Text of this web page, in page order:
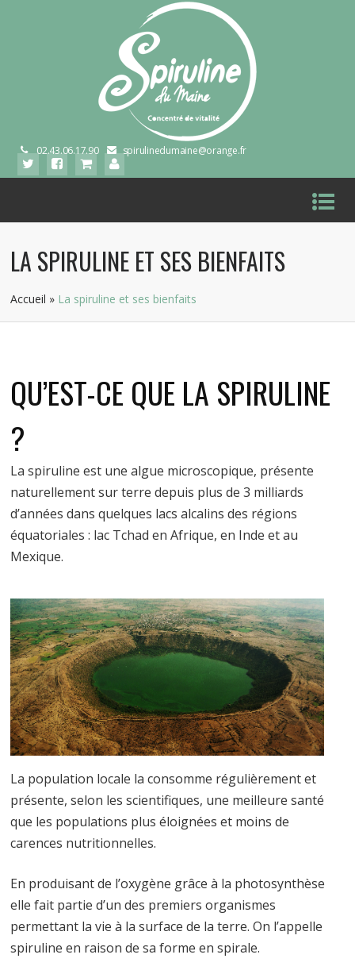
02.43.06.17.90 spirulinedumaine@orange.fr
LA SPIRULINE ET SES BIENFAITS
Accueil » La spiruline et ses bienfaits
QU’EST-CE QUE LA SPIRULINE
?
La spiruline est une algue microscopique, présente
naturellement sur terre depuis plus de 3 milliards
d’années dans quelques lacs alcalins des régions
équatoriales : lac Tchad en Afrique, en Inde et au
Mexique.
La population locale la consomme régulièrement et
présente, selon les scientifiques, une meilleure santé
que les populations plus éloignées et moins de
carences nutritionnelles.
En produisant de l’oxygène grâce à la photosynthèse
elle fait partie d’un des premiers organismes
permettant la vie à la surface de la terre. On l’appelle
spiruline en raison de sa forme en spirale.